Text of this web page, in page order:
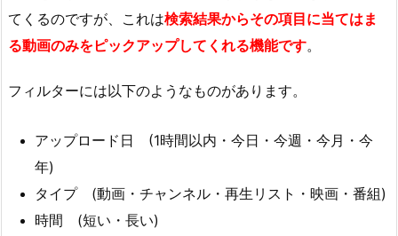
てくるのですが、これは検索結果からその項目に当てはま
る動画のみをピックアップしてくれる機能です。
フィルターには以下のようなものがあります。
アップロード日 (1時間以内・今日・今週・今月・今
年)
タイプ (動画・チャンネル・再生リスト・映画・番組)
時間 (短い・長い)